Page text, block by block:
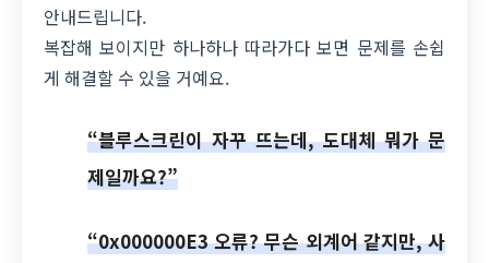
안내드립니다.
복잡해 보이지만 하나하나 따라가다 보면 문제를 손쉽
게 해결할 수 있을 거예요.
“블루스크린이 자꾸 뜨는데, 도대체 뭐가 문
제일까요?”
“0x000000E3 오류? 무슨 외계어 같지만, 사